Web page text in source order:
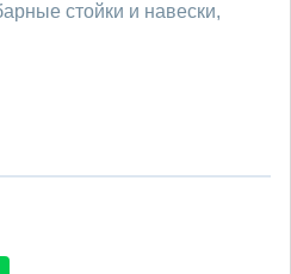
стойки и навески,